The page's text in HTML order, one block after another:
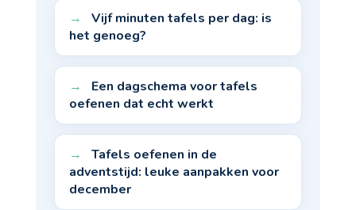
Vijf minuten tafels per dag: is
het genoeg?
Een dagschema voor tafels
oefenen dat echt werkt
Tafels oefenen in de
adventstijd: leuke aanpakken voor
december